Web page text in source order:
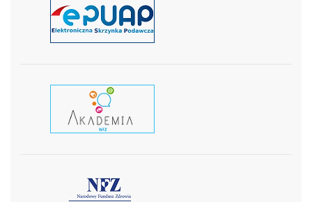
czytaj więcej
czytaj więcej